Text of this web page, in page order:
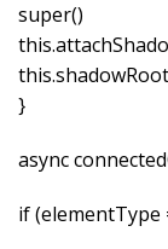
super()
}
async
if (elementType